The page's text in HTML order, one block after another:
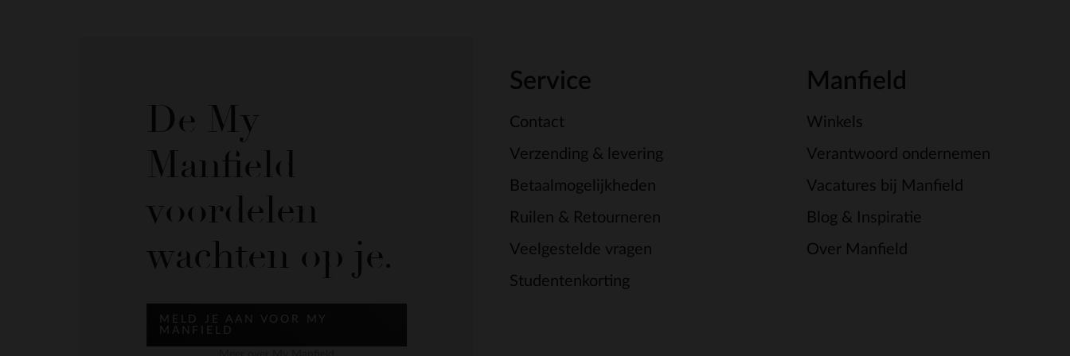
De My
Manfield
voordelen
wachten op je.
MELD JE AAN VOOR MY
MANFIELD
Service
Contact
Verzending & levering
Betaalmogelijkheden
Ruilen & Retourneren
Veelgestelde vragen
Studentenkorting
Manfield
Winkels
Verantwoord ondernemen
Vacatures bij Manfield
Blog & Inspiratie
Over Manfield